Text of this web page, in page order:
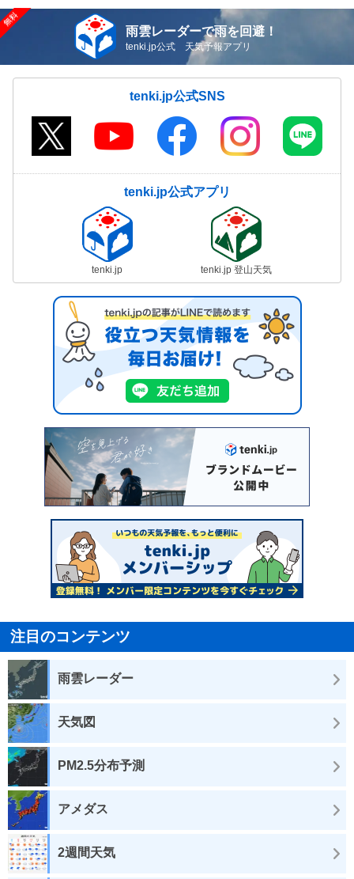
雨雲レーダーで雨を回避！
tenki.jp公式 天気予報アプリ
tenki.jp公式SNS
tenki.jp公式アプリ
tenki.jp tenki.jp 登山天気
注目のコンテンツ
雨雲レーダー
天気図
PM2.5分布予測
アメダス
2週間天気